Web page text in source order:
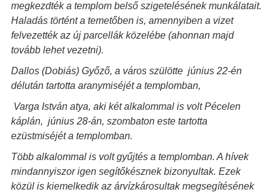
megkezdték a templom belső szigetelésének munkálatait.
Haladás történt a temetőben is, amennyiben a vizet
felvezették az új parcellák közelébe (ahonnan majd
tovább lehet vezetni).
Dallos (Dobiás) Győző, a város szülötte június 22-én
délután tartotta aranymiséjét a templomban,
Varga István atya, aki két alkalommal is volt Pécelen
káplán, június 28-án, szombaton este tartotta
ezüstmiséjét a templomban.
Több alkalommal is volt gyűjtés a templomban. A hívek
mindannyiszor igen segítőkésznek bizonyultak. Ezek
közül is kiemelkedik az árvízkárosultak megsegítésének